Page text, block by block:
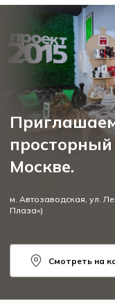
Москве.
м. Автозаводская, ул.
Плаза»)
Смотреть на